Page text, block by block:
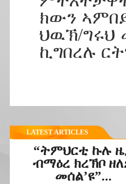
ክውን
ህዉኽ/ግሩህ
ኪግበረሉ
LATEST ARTICLES
“ትምህርቲ ኩሉ
ብማዕረ ክረኽቦ
መሰል’ዩ”...